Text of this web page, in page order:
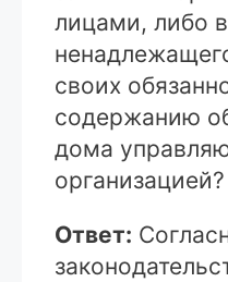
лицами, либо
своих
содержанию
дома
организацией?
Ответ: